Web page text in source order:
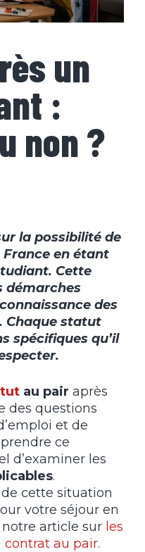
un
:
non ?
la possibilité de
en étant
Cette
démarches
des
Chaque statut
spécifiques qu’il
au pair après
des questions
et de
ce
d’examiner les
.
cette situation
votre séjour en
notre article sur les
contrat au pair.